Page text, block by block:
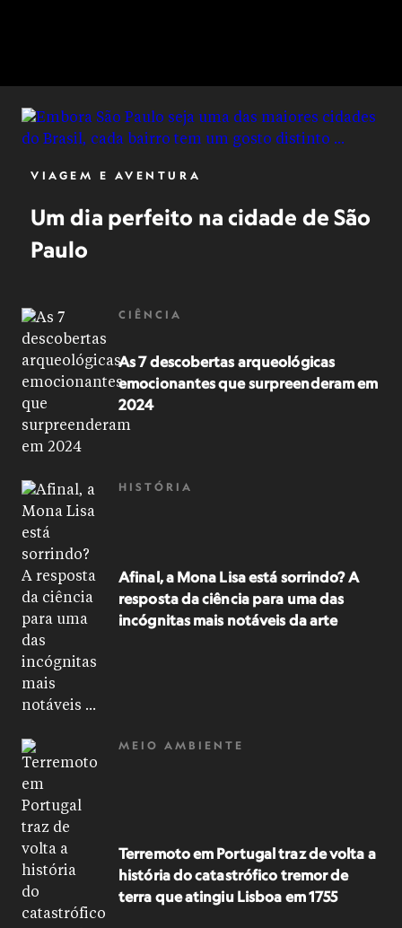
VIAGEM E AVENTURA
Um dia perfeito na cidade de São
Paulo
CIÊNCIA
As 7 descobertas arqueológicas
emocionantes que surpreenderam em
2024
HISTÓRIA
Afinal, a Mona Lisa está sorrindo? A
resposta da ciência para uma das
incógnitas mais notáveis da arte
MEIO AMBIENTE
Terremoto em Portugal traz de volta a
história do catastrófico tremor de
terra que atingiu Lisboa em 1755